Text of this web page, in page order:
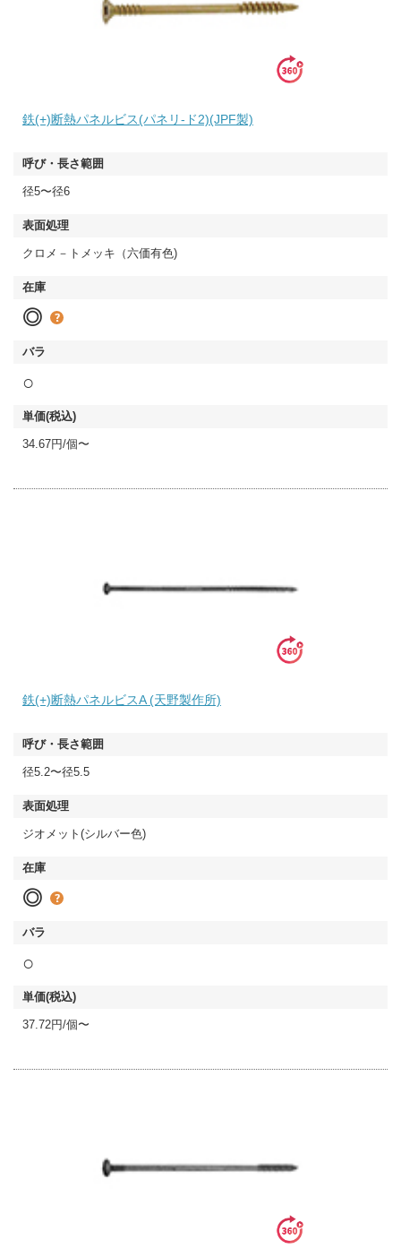
鉄(+)断熱パネルビス(パネリ-ド2)(JPF製)
径5〜径6
クロメ－トメッキ（六価有色)
◎
○
34.67円/個〜
鉄(+)断熱パネルビスA (天野製作所)
径5.2〜径5.5
ジオメット(シルバー色)
◎
○
37.72円/個〜